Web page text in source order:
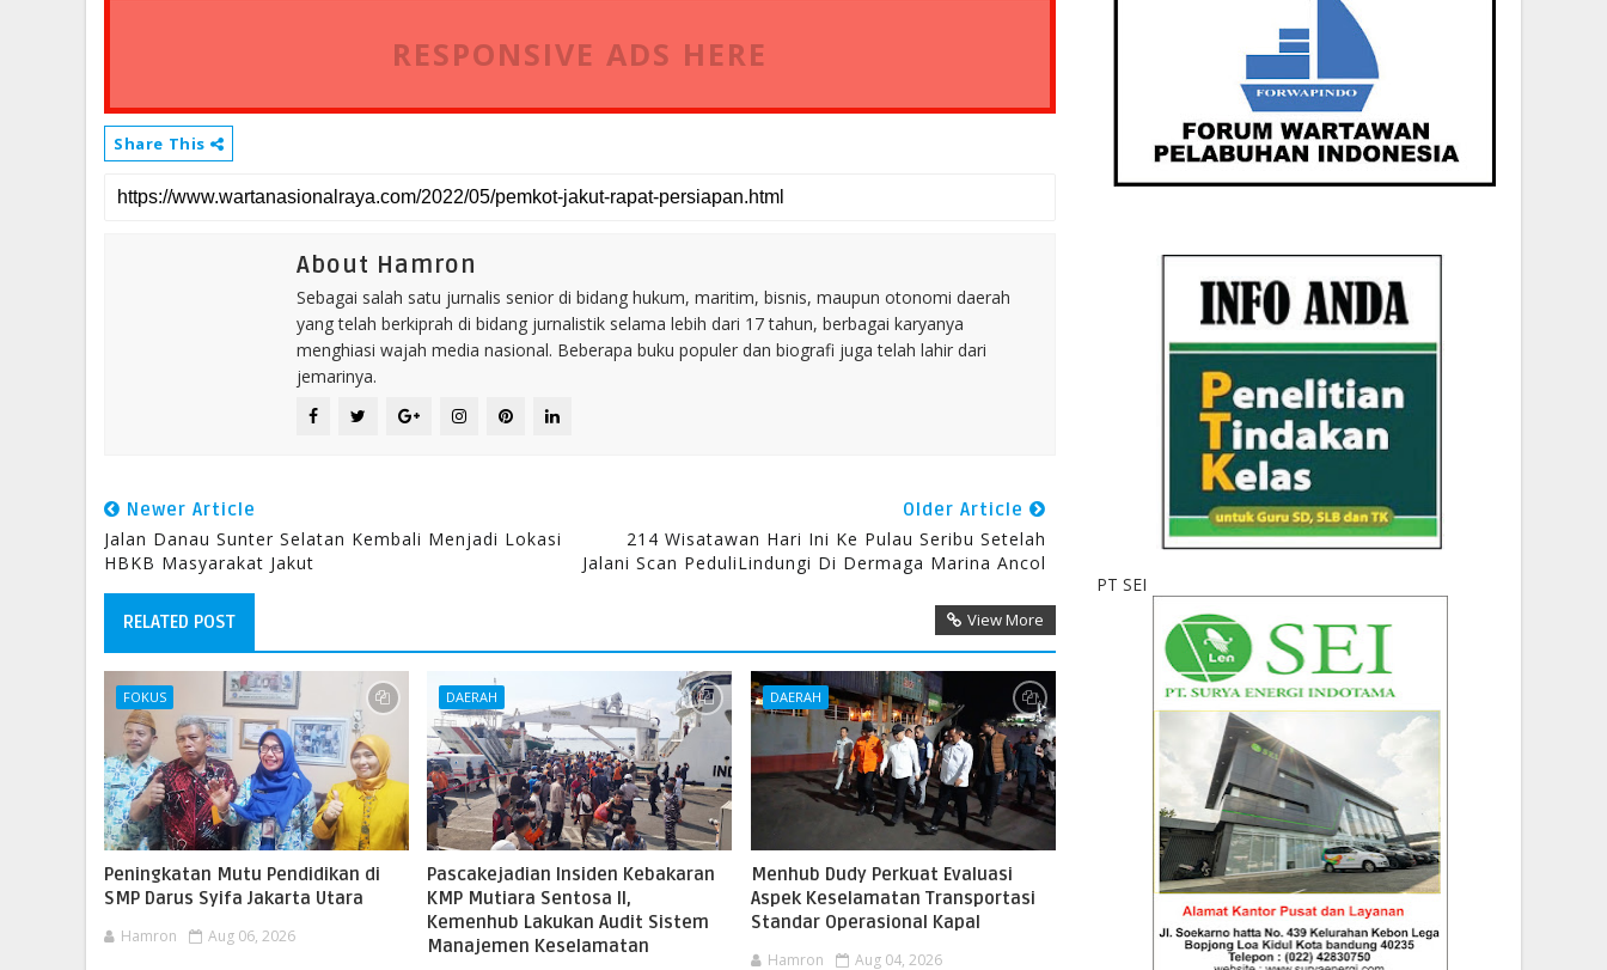
RESPONSIVE ADS HERE
Share This
About Hamron
Sebagai salah satu jurnalis senior di bidang hukum, maritim, bisnis, maupun otonomi daerah
yang telah berkiprah di bidang jurnalistik selama lebih dari 17 tahun, berbagai karyanya
menghiasi wajah media nasional. Beberapa buku populer dan biografi juga telah lahir dari
jemarinya.
Newer Article
Jalan Danau Sunter Selatan Kembali Menjadi Lokasi
HBKB Masyarakat Jakut
Older Article
214 Wisatawan Hari Ini Ke Pulau Seribu Setelah
Jalani Scan PeduliLindungi Di Dermaga Marina Ancol
RELATED POST View More
FOKUS
Peningkatan Mutu Pendidikan di
SMP Darus Syifa Jakarta Utara
Hamron Aug 06, 2026
DAERAH
Pascakejadian Insiden Kebakaran
KMP Mutiara Sentosa II,
Kemenhub Lakukan Audit Sistem
Manajemen Keselamatan
DAERAH
Menhub Dudy Perkuat Evaluasi
Aspek Keselamatan Transportasi
Standar Operasional Kapal
Hamron Aug 04, 2026
PT SEI